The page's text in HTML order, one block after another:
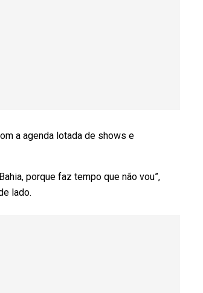
a agenda lotada de shows e
porque faz tempo que não vou”,
lado.